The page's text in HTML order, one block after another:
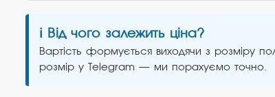
ℹ️ Від чого залежить ціна?
Вартість формується виходячи з розміру
розмір у Telegram — ми порахуємо точно.